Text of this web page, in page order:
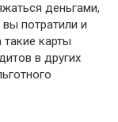
деньгами,
потратили и
карты
в других